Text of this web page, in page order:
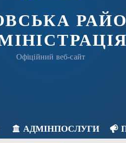
Офіційний веб-сайт
АДМІНПОСЛУГИ